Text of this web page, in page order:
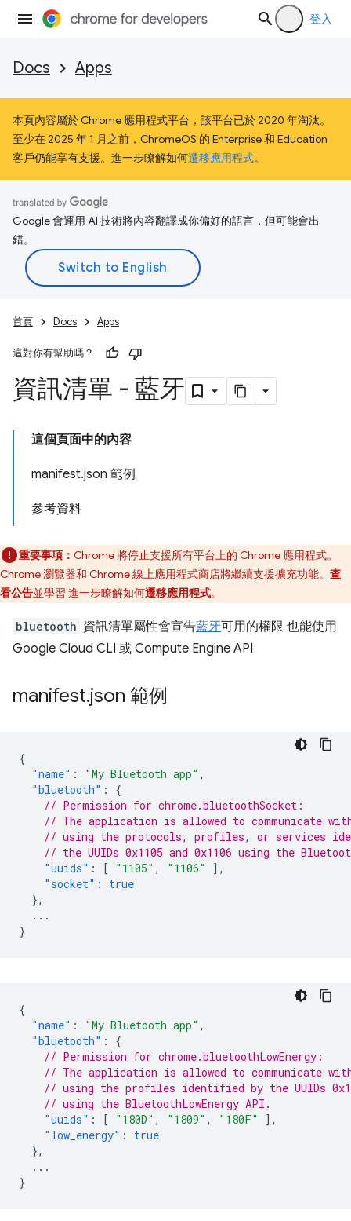
登入
Docs Apps
本頁內容屬於 Chrome 應用程式平台，該平台已於 2020 年淘汰。
至少在 2025 年 1 月之前，ChromeOS 的 Enterprise 和 Education
客戶仍能享有支援。進一步瞭解如何遷移應用程式。
Google 會運用 AI 技術將內容翻譯成你偏好的語言，但可能會出
錯。
首頁 Docs Apps
這對你有幫助嗎？
資訊清單 - 藍牙
這個頁面中的內容
manifest.json 範例
參考資料
重要事項： Chrome 將停止支援所有平台上的 Chrome 應用程式。
Chrome 瀏覽器和 Chrome 線上應用程式商店將繼續支援擴充功能。 查
看公告並學習 進一步瞭解如何遷移應用程式。
bluetooth 資訊清單屬性會宣告藍牙可用的權限 也能使用
Google Cloud CLI 或 Compute Engine API
manifest.json 範例
{
"name" : "My Bluetooth app" ,
"bluetooth" :
{
// Permission for chrome.bluetoothSocket:
// The application is allowed to communicate
// using the protocols, profiles, or services
// the UUIDs 0x1105 and 0x1106 using the
"uuids" : [ "1105" , "1106"
],
"socket" :
true
},
...
}
{
"name" : "My Bluetooth app" ,
"bluetooth" :
{
// Permission for chrome.bluetoothLowEnergy:
// The application is allowed to communicate
// using the profiles identified by the UUIDs
// using the BluetoothLowEnergy API.
"uuids" : [ "180D" , "1809" , "180F"
],
"low_energy" :
true
},
...
}